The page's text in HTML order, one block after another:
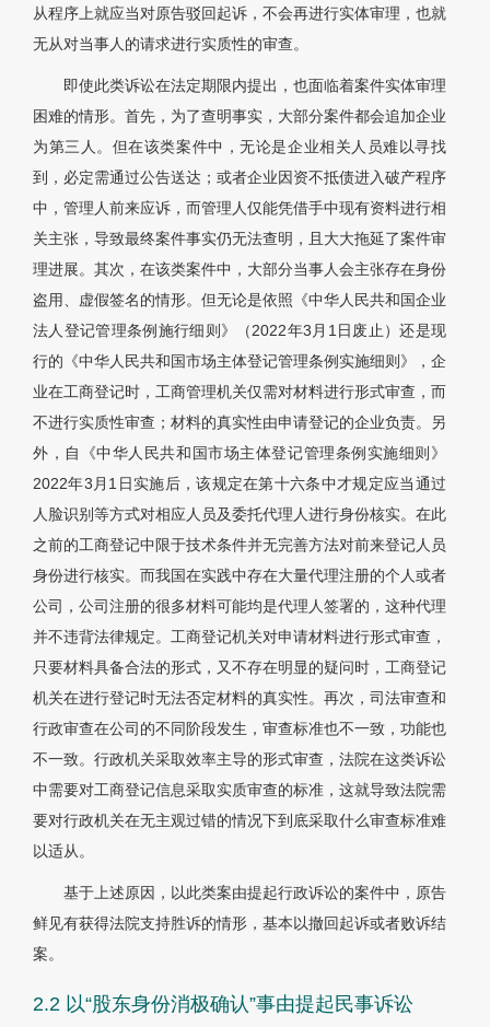
从程序上就应当对原告驳回起诉，不会再进行实体审理，也就
无从对当事人的请求进行实质性的审查。
即使此类诉讼在法定期限内提出，也面临着案件实体审理
困难的情形。首先，为了查明事实，大部分案件都会追加企业
为第三人。但在该类案件中，无论是企业相关人员难以寻找
到，必定需通过公告送达；或者企业因资不抵债进入破产程序
中，管理人前来应诉，而管理人仅能凭借手中现有资料进行相
关主张，导致最终案件事实仍无法查明，且大大拖延了案件审
理进展。其次，在该类案件中，大部分当事人会主张存在身份
盗用、虚假签名的情形。但无论是依照《中华人民共和国企业
法人登记管理条例施行细则》（2022年3月1日废止）还是现
行的《中华人民共和国市场主体登记管理条例实施细则》，企
业在工商登记时，工商管理机关仅需对材料进行形式审查，而
不进行实质性审查；材料的真实性由申请登记的企业负责。另
外，自《中华人民共和国市场主体登记管理条例实施细则》
2022年3月1日实施后，该规定在第十六条中才规定应当通过
人脸识别等方式对相应人员及委托代理人进行身份核实。在此
之前的工商登记中限于技术条件并无完善方法对前来登记人员
身份进行核实。而我国在实践中存在大量代理注册的个人或者
公司，公司注册的很多材料可能均是代理人签署的，这种代理
并不违背法律规定。工商登记机关对申请材料进行形式审查，
只要材料具备合法的形式，又不存在明显的疑问时，工商登记
机关在进行登记时无法否定材料的真实性。再次，司法审查和
行政审查在公司的不同阶段发生，审查标准也不一致，功能也
不一致。行政机关采取效率主导的形式审查，法院在这类诉讼
中需要对工商登记信息采取实质审查的标准，这就导致法院需
要对行政机关在无主观过错的情况下到底采取什么审查标准难
以适从。
基于上述原因，以此类案由提起行政诉讼的案件中，原告
鲜见有获得法院支持胜诉的情形，基本以撤回起诉或者败诉结
案。
2.2 以“股东身份消极确认”事由提起民事诉讼